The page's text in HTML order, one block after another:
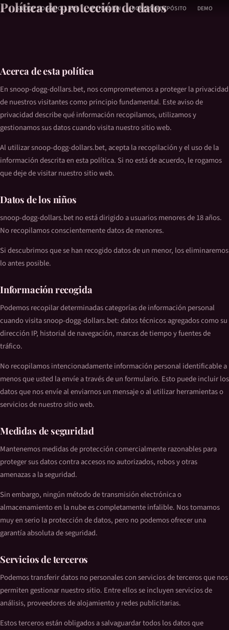
Ir
SNOOP DOGG DOLLARS APLICACIÓN BONO SIN DEPÓSITO DEMO
Política de protección de datos
Acerca de esta política
En snoop-dogg-dollars.bet, nos comprometemos a proteger la privacidad
de nuestros visitantes como principio fundamental. Este aviso de
privacidad describe qué información recopilamos, utilizamos y
gestionamos sus datos cuando visita nuestro sitio web.
Al utilizar snoop-dogg-dollars.bet, acepta la recopilación y el uso de la
información descrita en esta política. Si no está de acuerdo, le rogamos
que deje de visitar nuestro sitio web.
Datos de los niños
snoop-dogg-dollars.bet no está dirigido a usuarios menores de 18 años.
No recopilamos conscientemente datos de menores.
Si descubrimos que se han recogido datos de un menor, los eliminaremos
lo antes posible.
Información recogida
Podemos recopilar determinadas categorías de información personal
cuando visita snoop-dogg-dollars.bet: datos técnicos agregados como su
dirección IP, historial de navegación, marcas de tiempo y fuentes de
tráfico.
No recopilamos intencionadamente información personal identificable a
menos que usted la envíe a través de un formulario. Esto puede incluir los
datos que nos envíe al enviarnos un mensaje o al utilizar herramientas o
servicios de nuestro sitio web.
Medidas de seguridad
Mantenemos medidas de protección comercialmente razonables para
proteger sus datos contra accesos no autorizados, robos y otras
amenazas a la seguridad.
Sin embargo, ningún método de transmisión electrónica o
almacenamiento en la nube es completamente infalible. Nos tomamos
muy en serio la protección de datos, pero no podemos ofrecer una
garantía absoluta de seguridad.
Servicios de terceros
Podemos transferir datos no personales con servicios de terceros que nos
permiten gestionar nuestro sitio. Entre ellos se incluyen servicios de
análisis, proveedores de alojamiento y redes publicitarias.
Estos terceros están obligados a salvaguardar todos los datos que